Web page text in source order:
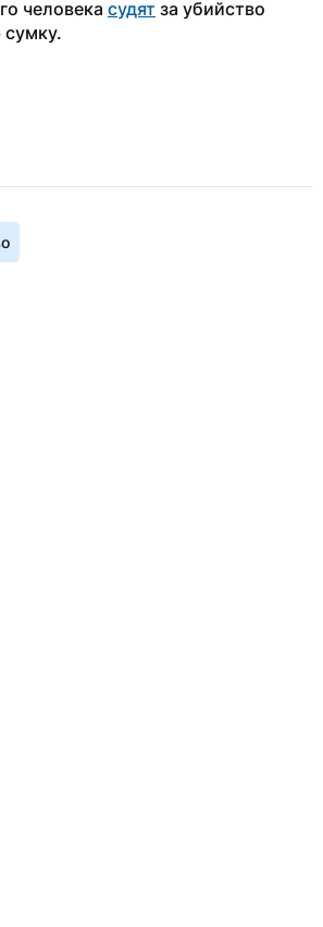
человека судят за убийство
сумку.